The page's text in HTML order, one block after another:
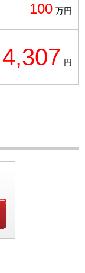
100 万円
4,307 円